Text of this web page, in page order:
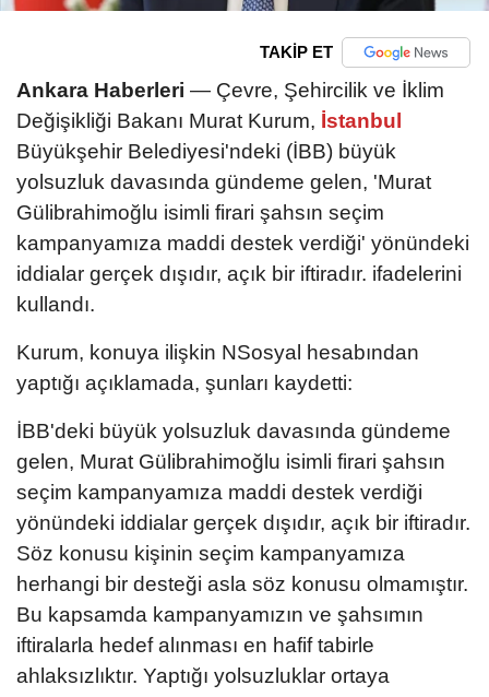
TAKİP ET
Ankara Haberleri — Çevre, Şehircilik ve İklim
Değişikliği Bakanı Murat Kurum, İstanbul
Büyükşehir Belediyesi'ndeki (İBB) büyük
yolsuzluk davasında gündeme gelen, 'Murat
Gülibrahimoğlu isimli firari şahsın seçim
kampanyamıza maddi destek verdiği' yönündeki
iddialar gerçek dışıdır, açık bir iftiradır. ifadelerini
kullandı.
Kurum, konuya ilişkin NSosyal hesabından
yaptığı açıklamada, şunları kaydetti:
İBB'deki büyük yolsuzluk davasında gündeme
gelen, Murat Gülibrahimoğlu isimli firari şahsın
seçim kampanyamıza maddi destek verdiği
yönündeki iddialar gerçek dışıdır, açık bir iftiradır.
Söz konusu kişinin seçim kampanyamıza
herhangi bir desteği asla söz konusu olmamıştır.
Bu kapsamda kampanyamızın ve şahsımın
iftiralarla hedef alınması en hafif tabirle
ahlaksızlıktır. Yaptığı yolsuzluklar ortaya